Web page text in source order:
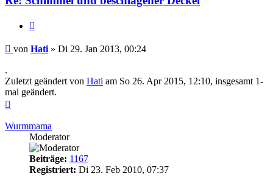
Beitrag
von Hati » Di 29. Jan 2013, 00:24
.
Zuletzt geändert von Hati am So 26. Apr 2015, 12:10, insgesamt 1-
mal geändert.
Wurmmama
Moderator
Beiträge: 1167
Registriert: Di 23. Feb 2010, 07:37